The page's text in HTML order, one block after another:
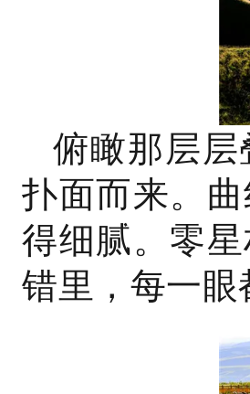
俯瞰那层
扑面而来。
得细腻。零
错里，每一